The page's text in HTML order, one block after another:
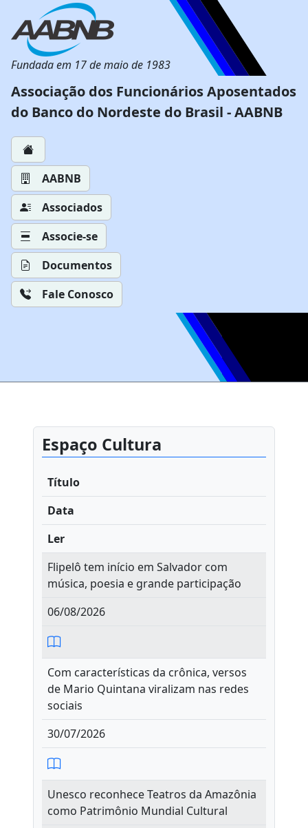
Fundada em 17 de maio de 1983
Associação dos Funcionários Aposentados
do Banco do Nordeste do Brasil - AABNB
AABNB
Associados
Associe-se
Documentos
Fale Conosco
Espaço Cultura
Título
Data
Ler
Flipelô tem início em Salvador com
música, poesia e grande participação
06/08/2026
Com características da crônica, versos
de Mario Quintana viralizam nas redes
sociais
30/07/2026
Unesco reconhece Teatros da Amazônia
como Patrimônio Mundial Cultural